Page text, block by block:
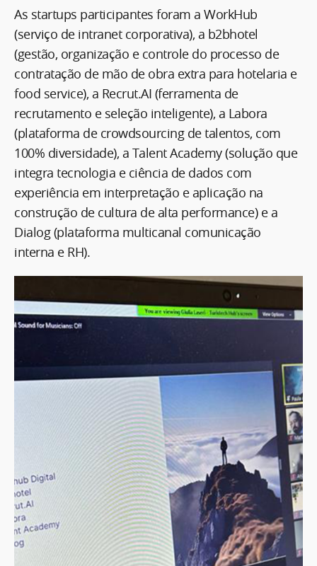
As startups participantes foram a WorkHub
(serviço de intranet corporativa), a b2bhotel
(gestão, organização e controle do processo de
contratação de mão de obra extra para hotelaria e
food service), a Recrut.AI (ferramenta de
recrutamento e seleção inteligente), a Labora
(plataforma de crowdsourcing de talentos, com
100% diversidade), a Talent Academy (solução que
integra tecnologia e ciência de dados com
experiência em interpretação e aplicação na
construção de cultura de alta performance) e a
Dialog (plataforma multicanal comunicação
interna e RH).